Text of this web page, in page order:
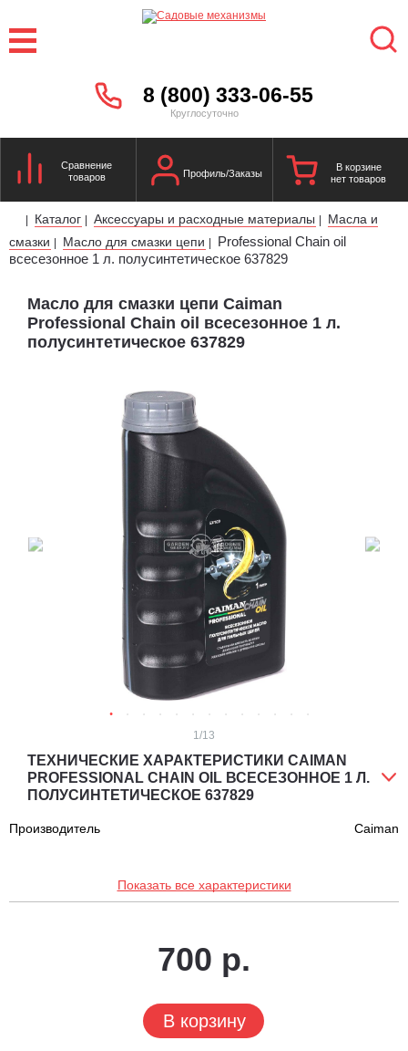
8 (800) 333-06-55
Круглосуточно
Сравнение
товаров
Профиль/Заказы
В корзине
нет товаров
| Каталог | Аксессуары и расходные материалы |
Масла и
смазки | Масло для смазки цепи |
Professional Chain oil
всесезонное 1 л. полусинтетическое 637829
Масло для смазки цепи Caiman
Professional Chain oil всесезонное 1 л.
полусинтетическое 637829
1 /13
ТЕХНИЧЕСКИЕ ХАРАКТЕРИСТИКИ CAIMAN
PROFESSIONAL CHAIN OIL ВСЕСЕЗОННОЕ 1 Л.
ПОЛУСИНТЕТИЧЕСКОЕ 637829
Производитель Caiman
Показать все характеристики
700 р.
В корзину